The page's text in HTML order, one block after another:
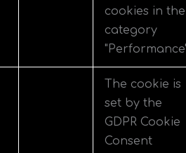
cookies in the
category
The cookie is
set by the
GDPR Cookie
Consent